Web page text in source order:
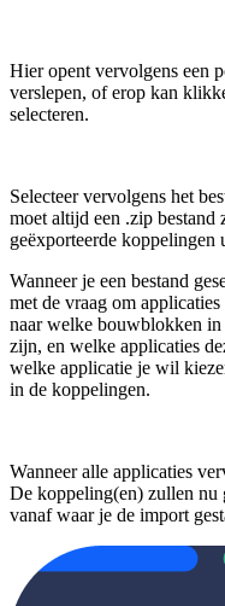
Hier opent vervolgens een
verslepen, of erop kan
selecteren.
Selecteer vervolgens het
moet altijd een .zip
geëxporteerde
Wanneer je een bestand
met de vraag om
naar welke bouwblokken
zijn, en welke applicaties
welke applicatie je wil
in de koppelingen.
Wanneer alle applicaties
De koppeling(en) zullen nu
vanaf waar je de import